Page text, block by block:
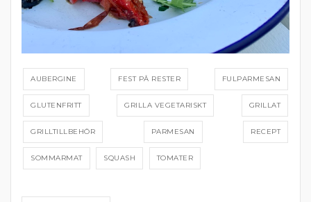
AUBERGINE FEST PÅ RESTER FULPARMESAN
GLUTENFRITT GRILLA VEGETARISKT GRILLAT
GRILLTILLBEHÖR PARMESAN RECEPT
SOMMARMAT SQUASH TOMATER